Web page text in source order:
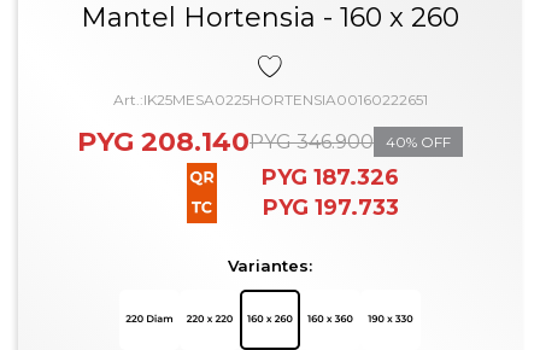
Mantel Hortensia - 160 x 260
IK25MESA0225HORTENSIA00160222651
PYG 208.140PYG 346.900 40
PYG 187.326
PYG 197.733
Variantes: